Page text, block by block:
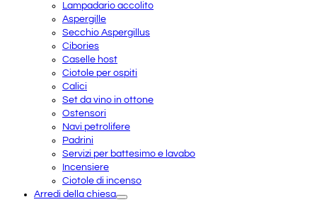
Lampadario accolito
Aspergille
Secchio Aspergillus
Cibories
Caselle host
Ciotole per ospiti
Calici
Set da vino in ottone
Ostensori
Navi petrolifere
Padrini
Servizi per battesimo e lavabo
Incensiere
Ciotole di incenso
Arredi della chiesa